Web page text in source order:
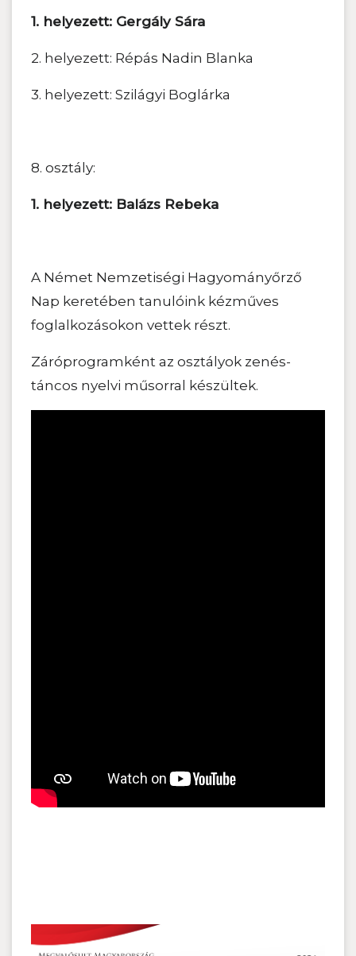
1. helyezett: Gergály Sára
2. helyezett: Répás Nadin Blanka
3. helyezett: Szilágyi Boglárka
8. osztály:
1. helyezett: Balázs Rebeka
A Német Nemzetiségi Hagyományőrző
Nap keretében tanulóink kézműves
foglalkozásokon vettek részt.
Záróprogramként az osztályok zenés-
táncos nyelvi műsorral készültek.